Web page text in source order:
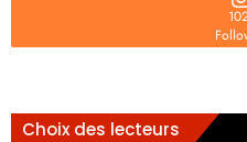
Choix des lecteurs